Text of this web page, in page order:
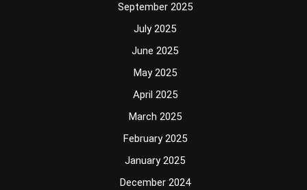
September 2025
July 2025
June 2025
May 2025
April 2025
March 2025
February 2025
January 2025
December 2024